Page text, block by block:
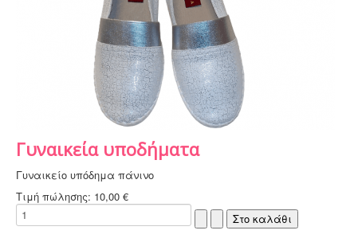
Γυναικεία υποδήματα
Γυναικείο υπόδημα πάνινο
Τιμή πώλησης: 10,00 €